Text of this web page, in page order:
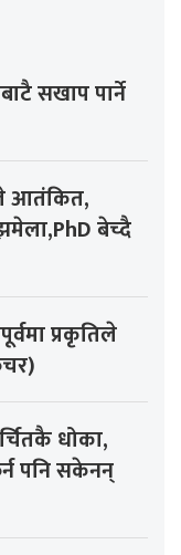
सखाप पार्ने
आतंकित,
बेच्दै
प्रकृतिले
धोका,
पनि सकेनन्